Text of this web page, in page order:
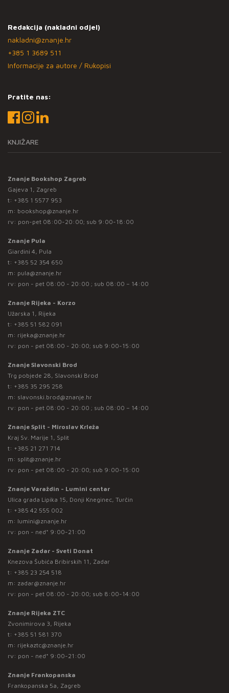
Redakcija (nakladni odjel)
nakladni@znanje.hr
+385 1 3689 511
Informacije za autore / Rukopisi
Pratite nas:
KNJIŽARE
Znanje Bookshop Zagreb
Gajeva 1, Zagreb
t: +385 1 5577 953
m: bookshop@znanje.hr
rv: pon-pet 08:00-20:00; sub 9:00-18:00
Znanje Pula
Giardini 4, Pula
t: +385 52 354 650
m: pula@znanje.hr
rv: pon - pet 08:00 - 20:00 ; sub 08:00 – 14:00
Znanje Rijeka - Korzo
Užarska 1, Rijeka
t: +385 51 582 091
m: rijeka@znanje.hr
rv: pon - pet 08:00 - 20:00; sub 9:00-15:00
Znanje Slavonski Brod
Trg pobjede 28, Slavonski Brod
t: +385 35 295 258
m: slavonski.brod@znanje.hr
rv: pon - pet 08:00 - 20:00 ; sub 08:00 – 14:00
Znanje Split - Miroslav Krleža
Kraj Sv. Marije 1, Split
t: +385 21 271 714
m: split@znanje.hr
rv: pon - pet 08:00 - 20:00; sub 9:00-15:00
Znanje Varaždin - Lumini centar
Ulica grada Lipika 15, Donji Kneginec, Turčin
t: +385 42 555 002
m: lumini@znanje.hr
rv: pon - ned* 9:00-21:00
Znanje Zadar - Sveti Donat
Knezova Šubića Bribirskih 11, Zadar
t: +385 23 254 518
m: zadar@znanje.hr
rv: pon - pet 08:00 - 20:00; sub 8:00-14:00
Znanje Rijeka ZTC
Zvonimirova 3, Rijeka
t: +385 51 581 370
m: rijekaztc@znanje.hr
rv: pon - ned* 9:00-21:00
Znanje Frankopanska
Frankopanska 5a, Zagreb